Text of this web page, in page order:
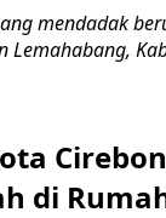
mendadak
Lemahabang,
di